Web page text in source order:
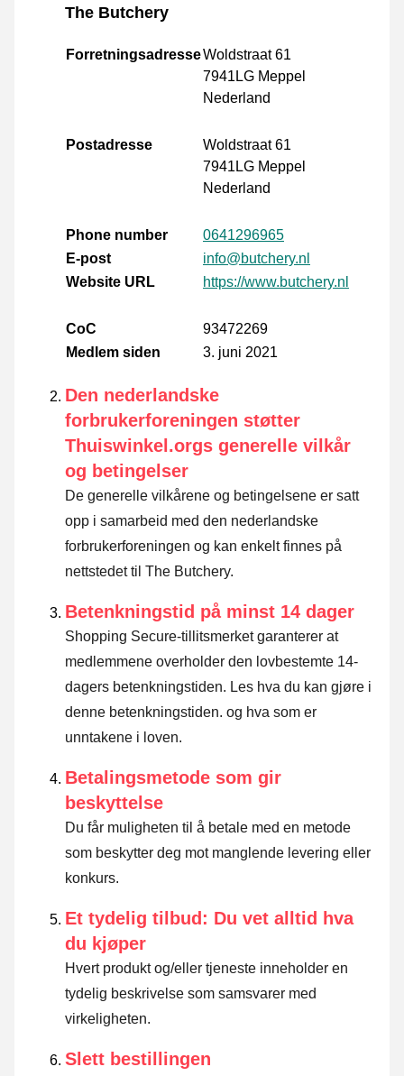
The Butchery
ForretningsadresseWoldstraat 61
7941LG Meppel
Nederland
Postadresse
Woldstraat 61
7941LG Meppel
Nederland
Phone number
0641296965
E-post
info@butchery.nl
Website URL
https://www.butchery.nl
CoC
93472269
Medlem siden
3. juni 2021
Den nederlandske
forbrukerforeningen støtter
Thuiswinkel.orgs generelle vilkår
og betingelser
De generelle vilkårene og betingelsene er satt
opp i samarbeid med den nederlandske
forbrukerforeningen og kan enkelt finnes på
nettstedet til The Butchery.
Betenkningstid på minst 14 dager
Shopping Secure-tillitsmerket garanterer at
medlemmene overholder den lovbestemte 14-
dagers betenkningstiden. Les hva du kan gjøre i
denne betenkningstiden. og hva som er
unntakene i loven.
Betalingsmetode som gir
beskyttelse
Du får muligheten til å betale med en metode
som beskytter deg mot manglende levering eller
konkurs.
Et tydelig tilbud: Du vet alltid hva
du kjøper
Hvert produkt og/eller tjeneste inneholder en
tydelig beskrivelse som samsvarer med
virkeligheten.
Slett bestillingen